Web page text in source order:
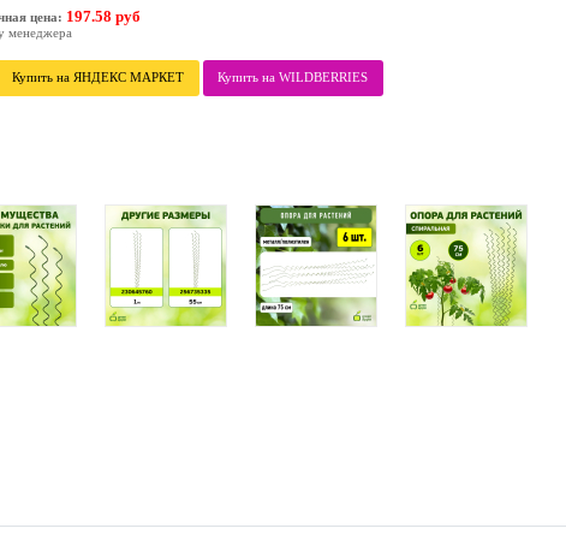
цена: 197.58 руб
менеджера
Купить на ЯНДЕКС МАРКЕТ Купить на WILDBERRIES